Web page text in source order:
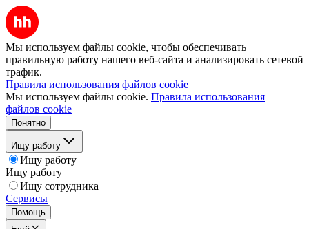
Мы используем файлы cookie, чтобы обеспечивать
правильную работу нашего веб-сайта и анализировать сетевой
трафик.
Правила использования файлов cookie
Мы используем файлы cookie. Правила использования
файлов cookie
Понятно
Ищу работу
Ищу работу
Ищу работу
Ищу сотрудника
Сервисы
Помощь